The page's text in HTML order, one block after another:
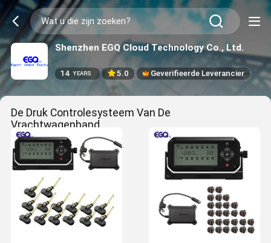
Shenzhen EGQ Cloud Technology Co., Ltd.
14 YEARS 5.0 Geverifieerde Leverancier
De Druk Controlesysteem Van De
Vrachtwagenband
(121)